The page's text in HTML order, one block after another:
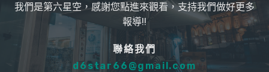
我們是第六星空，感謝您點進來觀看，支持我們做好更多
報導!!
聯絡我們
d6star66@gmail.com